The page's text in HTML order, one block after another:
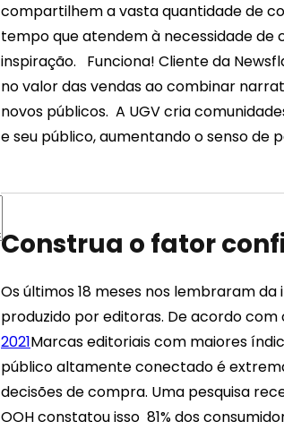
compartilhem a vasta quantidade de
tempo que atendem à necessidade de
inspiração.
Funciona! Cliente da
no valor das vendas ao combinar
novos públicos. A UGV cria
e seu público, aumentando o senso de
Construa o fator
Os últimos 18 meses nos lembraram
produzido por editoras. De acordo com
2021Marcas editoriais com maiores
público altamente conectado é
decisões de compra. Uma pesquisa
OOH constatou isso 81%dos